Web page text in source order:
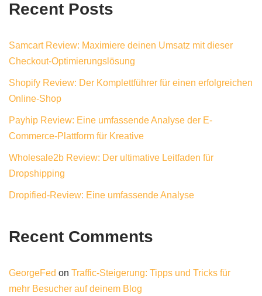
Recent Posts
Samcart Review: Maximiere deinen Umsatz mit dieser
Checkout-Optimierungslösung
Shopify Review: Der Komplettführer für einen erfolgreichen
Online-Shop
Payhip Review: Eine umfassende Analyse der E-
Commerce-Plattform für Kreative
Wholesale2b Review: Der ultimative Leitfaden für
Dropshipping
Dropified-Review: Eine umfassende Analyse
Recent Comments
GeorgeFed on Traffic-Steigerung: Tipps und Tricks für
mehr Besucher auf deinem Blog